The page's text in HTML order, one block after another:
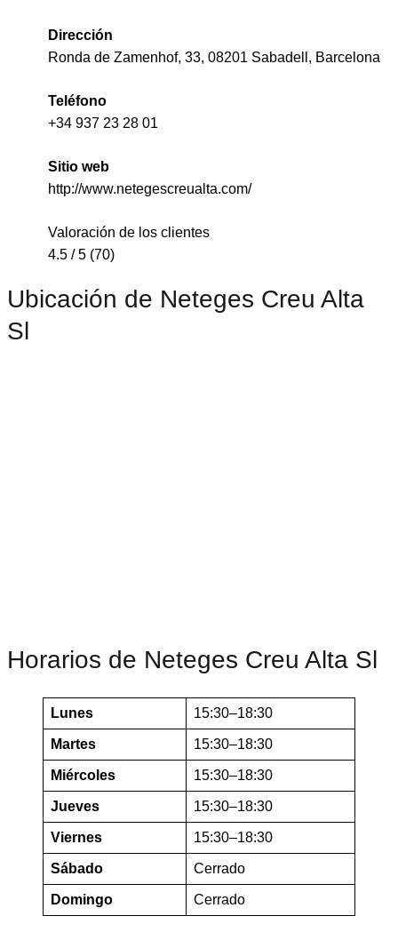
Dirección
Ronda de Zamenhof, 33, 08201 Sabadell, Barcelona
Teléfono
+34 937 23 28 01
Sitio web
http://www.netegescreualta.com/
Valoración de los clientes
4.5 / 5 (70)
Ubicación de Neteges Creu Alta
Sl
Horarios de Neteges Creu Alta Sl
Lunes 15:30–18:30
Martes 15:30–18:30
Miércoles 15:30–18:30
Jueves 15:30–18:30
Viernes 15:30–18:30
Sábado Cerrado
Domingo Cerrado